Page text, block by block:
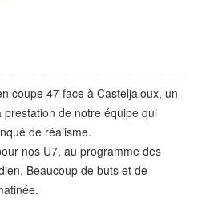
coupe 47 face à Casteljaloux, un
de notre équipe qui
de réalisme.
nos U7, au programme des
Beaucoup de buts et de